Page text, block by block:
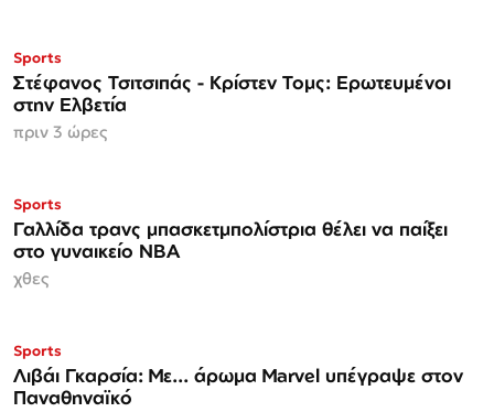
Sports
Στέφανος Τσιτσιπάς - Kρίστεν Τομς: Ερωτευμένοι
στην Ελβετία
πριν 3 ώρες
Sports
Γαλλίδα τρανς μπασκετμπολίστρια θέλει να παίξει
στο γυναικείο ΝΒΑ
χθες
Sports
Λιβάι Γκαρσία: Με... άρωμα Marvel υπέγραψε στον
Παναθηναϊκό